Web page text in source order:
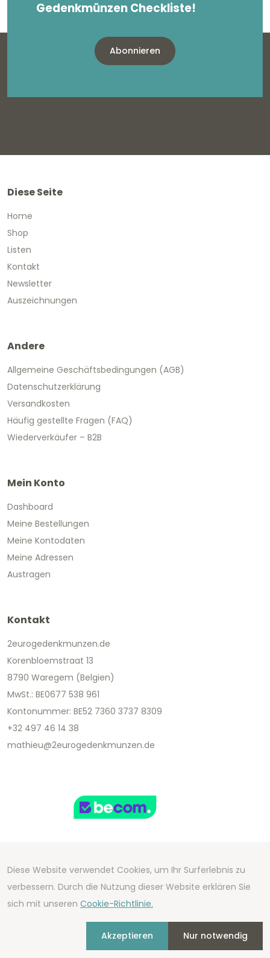
Gedenkmünzen Checkliste!
Abonnieren
Diese Seite
Home
Shop
Listen
Kontakt
Newsletter
Auszeichnungen
Andere
Allgemeine Geschäftsbedingungen (AGB)
Datenschutzerklärung
Versandkosten
Häufig gestellte Fragen (FAQ)
Wiederverkäufer – B2B
Mein Konto
Dashboard
Meine Bestellungen
Meine Kontodaten
Meine Adressen
Austragen
Kontakt
2eurogedenkmunzen.de
Korenbloemstraat 13
8790 Waregem (Belgien)
MwSt.: BE0677 538 961
Kontonummer: BE52 7360 3737 8309
+32 497 46 14 38
mathieu@2eurogedenkmunzen.de
Copyright 2026 We Can Do Better Online BV
Development by2mprove- Content by
2eurogedenkmunzen.de
Diese Website verwendet Cookies, um Ihr Surferlebnis zu
verbessern. Durch die Nutzung dieser Website erklären Sie
sich mit unseren Cookie-Richtlinie.
Akzeptieren Nur notwendig